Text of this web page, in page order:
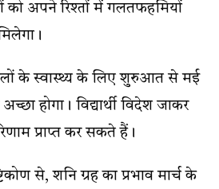
को अपने रिश्तों में गलतफहमियों
के स्वास्थ्य के लिए शुरुआत से मई
होगा। विद्यार्थी विदेश जाकर
प्राप्त कर सकते हैं।
से, शनि ग्रह का प्रभाव मार्च के